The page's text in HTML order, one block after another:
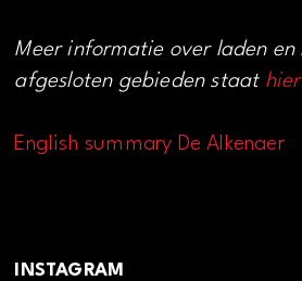
Meer informatie over laden en
afgesloten gebieden staat hier
English summary De Alkenaer
INSTAGRAM